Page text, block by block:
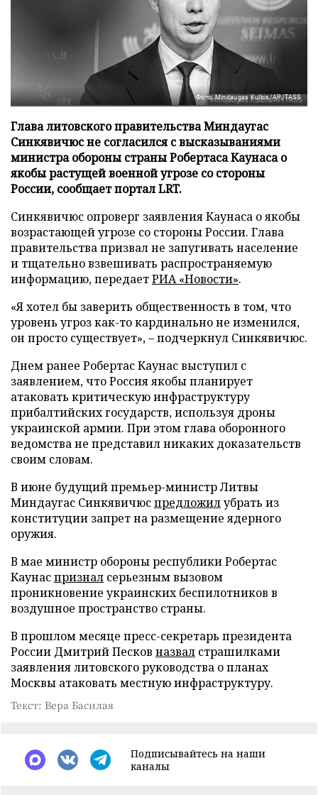
Фото: Mindaugas Kulbis/AP/TASS
Глава литовского правительства Миндаугас
Синкявичюс не согласился с высказываниями
министра обороны страны Робертаса Каунаса о
якобы растущей военной угрозе со стороны
России, сообщает портал LRT.
Синкявичюс опроверг заявления Каунаса о якобы
возрастающей угрозе со стороны России. Глава
правительства призвал не запугивать население
и тщательно взвешивать распространяемую
информацию, передаетРИА «Новости».
«Я хотел бы заверить общественность в том, что
уровень угроз как-то кардинально не изменился,
он просто существует», – подчеркнул Синкявичюс.
Днем ранее Робертас Каунас выступил с
заявлением, что Россия якобы планирует
атаковать критическую инфраструктуру
прибалтийских государств, используя дроны
украинской армии. При этом глава оборонного
ведомства не представил никаких доказательств
своим словам.
В июне будущий премьер-министр Литвы
Миндаугас Синкявичюспредложилубрать из
конституции запрет на размещение ядерного
оружия.
В мае министр обороны республики Робертас
Каунаспризнал серьезным вызовом
проникновение украинских беспилотников в
воздушное пространство страны.
В прошлом месяце пресс-секретарь президента
России Дмитрий Песков назвал страшилками
заявления литовского руководства о планах
Москвы атаковать местную инфраструктуру.
Текст: Вера Басилая
Подписывайтесь на наши
каналы